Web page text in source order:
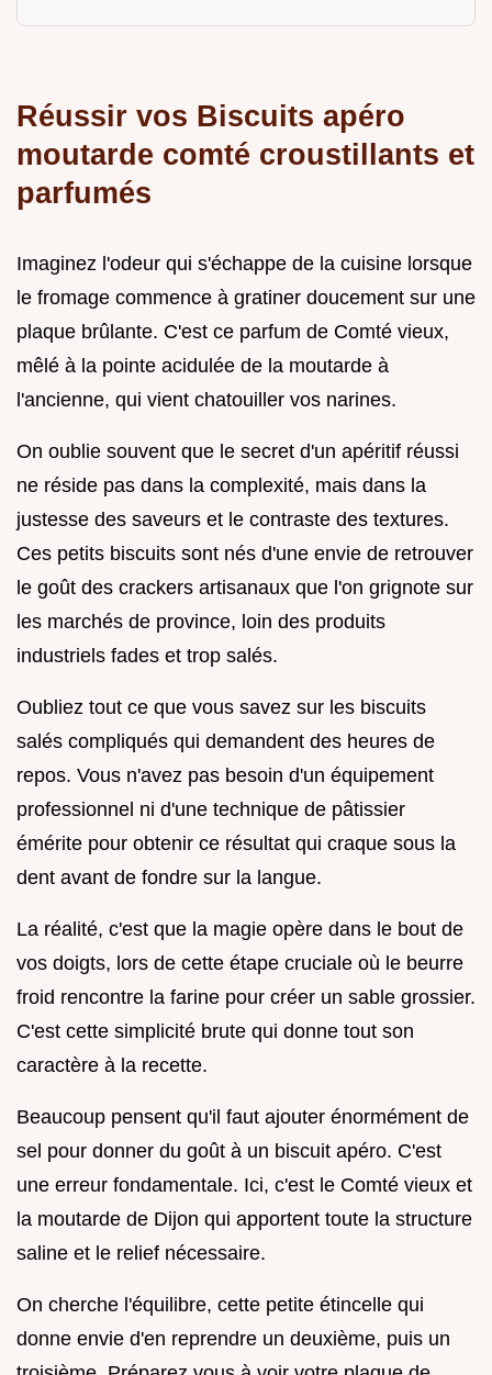
Réussir vos Biscuits apéro
moutarde comté croustillants et
parfumés
Imaginez l'odeur qui s'échappe de la cuisine lorsque
le fromage commence à gratiner doucement sur une
plaque brûlante. C'est ce parfum de Comté vieux,
mêlé à la pointe acidulée de la moutarde à
l'ancienne, qui vient chatouiller vos narines.
On oublie souvent que le secret d'un apéritif réussi
ne réside pas dans la complexité, mais dans la
justesse des saveurs et le contraste des textures.
Ces petits biscuits sont nés d'une envie de retrouver
le goût des crackers artisanaux que l'on grignote sur
les marchés de province, loin des produits
industriels fades et trop salés.
Oubliez tout ce que vous savez sur les biscuits
salés compliqués qui demandent des heures de
repos. Vous n'avez pas besoin d'un équipement
professionnel ni d'une technique de pâtissier
émérite pour obtenir ce résultat qui craque sous la
dent avant de fondre sur la langue.
La réalité, c'est que la magie opère dans le bout de
vos doigts, lors de cette étape cruciale où le beurre
froid rencontre la farine pour créer un sable grossier.
C'est cette simplicité brute qui donne tout son
caractère à la recette.
Beaucoup pensent qu'il faut ajouter énormément de
sel pour donner du goût à un biscuit apéro. C'est
une erreur fondamentale. Ici, c'est le Comté vieux et
la moutarde de Dijon qui apportent toute la structure
saline et le relief nécessaire.
On cherche l'équilibre, cette petite étincelle qui
donne envie d'en reprendre un deuxième, puis un